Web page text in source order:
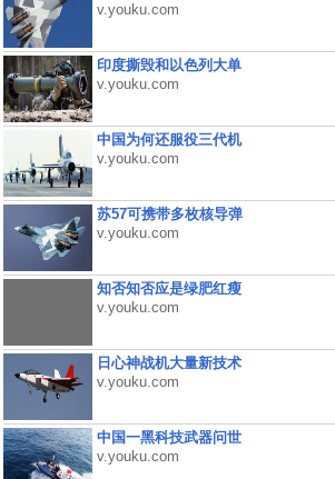
v.youku.com
印度撕毁和以色列大单
v.youku.com
中国为何还服役三代机
v.youku.com
苏57可携带多枚核导弹
v.youku.com
知否知否应是绿肥红瘦
v.youku.com
日心神战机大量新技术
v.youku.com
中国一黑科技武器问世
v.youku.com